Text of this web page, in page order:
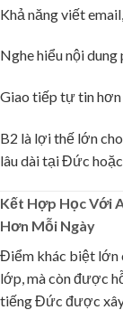
Khả năng viết
Nghe hiểu nội
Giao tiếp tự tin
B2 là lợi thế lớn
lâu dài tại Đức hoặc
Kết Hợp Học Với
Hơn Mỗi Ngày
Điểm khác biệt lớn
lớp, mà còn được
tiếng Đức được